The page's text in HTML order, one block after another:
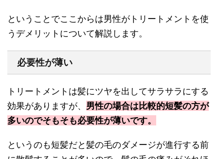
ということでここからは男性がトリートメントを使
うデメリットについて解説します。
必要性が薄い
トリートメントは髪にツヤを出してサラサラにする
効果がありますが、 男性の場合は比較的短髪の方が
多いのでそもそも必要性が薄いです。
というのも短髪だと髪の毛のダメージが進行する前